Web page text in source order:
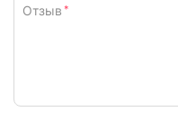
Отзыв *